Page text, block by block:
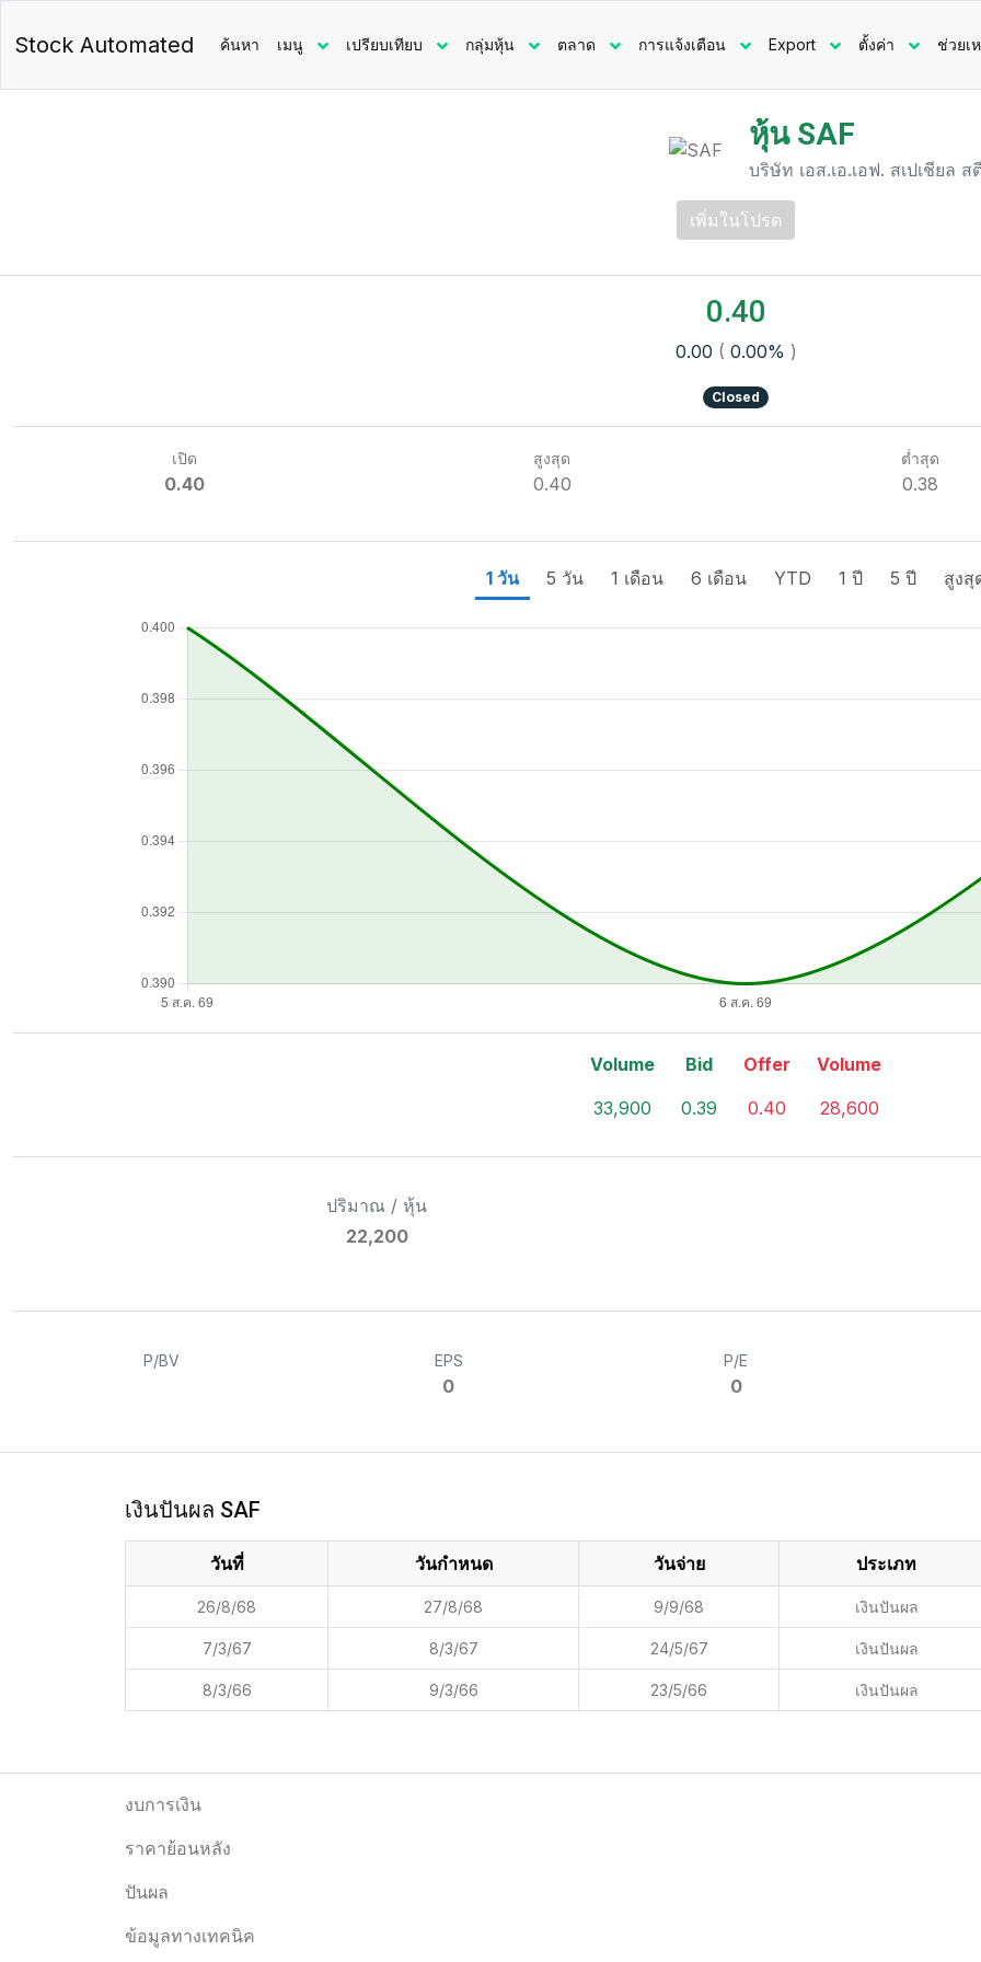
Stock Automated ค้นหา เมนู เปรียบเทียบ กลุ่มหุ้น ตลาด การแจ้งเตือน Export ตั้งค่า ช่วยเ
หุ้น SAF
บริษัท เอส.เอ.เอฟ. สเปเชียล
เพิ่มในโปรด
0.40
0.00 ( 0.00% )
Closed
เปิด
0.40
สูงสุด
0.40
ต่ำสุด
0.38
1 วัน 5 วัน 1 เดือน 6 เดือน YTD 1 ปี 5 ปี สูงสุ
Volume
33,900
Bid
0.39
Offer
0.40
Volume
28,600
ปริมาณ / หุ้น
22,200
P/BV EPS
0
P/E
0
เงินปันผล SAF
วันที่ วันกำหนด วันจ่าย ประเภท
26/8/68 27/8/68 9/9/68 เงินปันผล
7/3/67 8/3/67 24/5/67 เงินปันผล
8/3/66 9/3/66 23/5/66 เงินปันผล
งบการเงิน
ราคาย้อนหลัง
ปันผล
ข้อมูลทางเทคนิค